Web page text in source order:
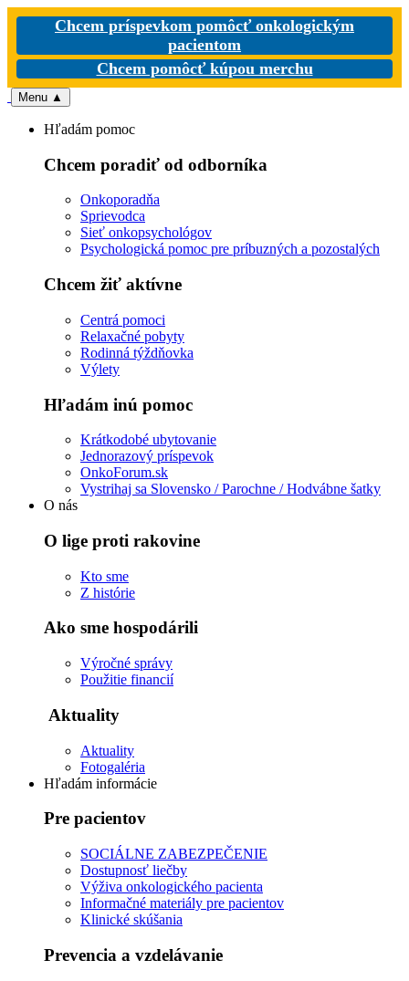
Chcem príspevkom pomôcť onkologickým
pacientom
Chcem pomôcť kúpou merchu
Menu ▲
Hľadám pomoc
Chcem poradiť od odborníka
Onkoporadňa
Sprievodca
Sieť onkopsychológov
Psychologická pomoc pre príbuzných a pozostalých
Chcem žiť aktívne
Centrá pomoci
Relaxačné pobyty
Rodinná týždňovka
Výlety
Hľadám inú pomoc
Krátkodobé ubytovanie
Jednorazový príspevok
OnkoForum.sk
Vystrihaj sa Slovensko / Parochne / Hodvábne šatky
O nás
O lige proti rakovine
Kto sme
Z histórie
Ako sme hospodárili
Výročné správy
Použitie financií
Aktuality
Aktuality
Fotogaléria
Hľadám informácie
Pre pacientov
SOCIÁLNE ZABEZPEČENIE
Dostupnosť liečby
Výživa onkologického pacienta
Informačné materiály pre pacientov
Klinické skúšania
Prevencia a vzdelávanie